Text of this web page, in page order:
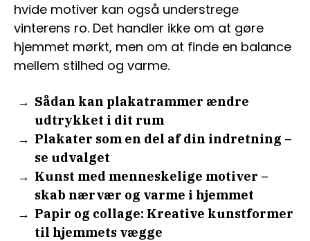
hvide motiver kan også understrege
vinterens ro. Det handler ikke om at gøre
hjemmet mørkt, men om at finde en balance
mellem stilhed og varme.
Sådan kan plakatrammer ændre
udtrykket i dit rum
Plakater som en del af din indretning –
se udvalget
Kunst med menneskelige motiver –
skab nærvær og varme i hjemmet
Papir og collage: Kreative kunstformer
til hjemmets vægge